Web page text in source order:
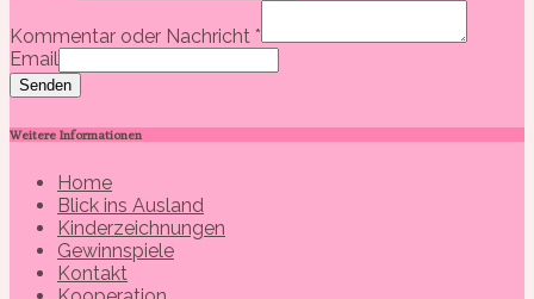
Kommentar oder Nachricht *
Email
Senden
Weitere Informationen
Home
Blick ins Ausland
Kinderzeichnungen
Gewinnspiele
Kontakt